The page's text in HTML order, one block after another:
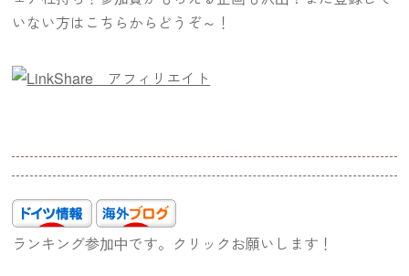
いない方はこちらからどうぞ～！
ランキング参加中です。クリックお願いします！